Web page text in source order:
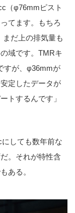
（φ76mmピスト
てます。もちろ
だ上の排気量も
域です。TMRキ
すが、φ36mmが
定したデータが
トするんです」
しても数年前な
。それが特性含
ある。